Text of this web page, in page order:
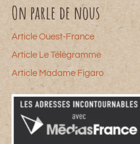
On parle de nous
Article Ouest-France
Article Le Télégramme
Article Madame Figaro